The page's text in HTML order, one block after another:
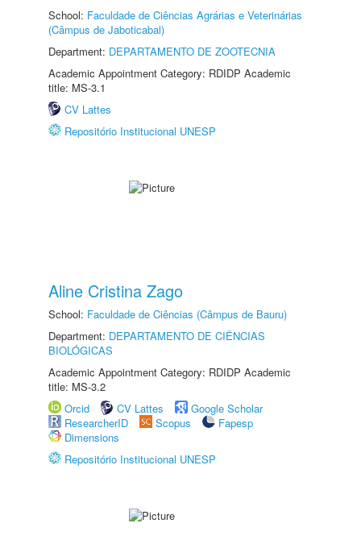
School: Faculdade de Ciências Agrárias e Veterinárias
(Câmpus de Jaboticabal)
Department: DEPARTAMENTO DE ZOOTECNIA
Academic Appointment Category: RDIDP Academic
title: MS-3.1
CV Lattes
Repositório Institucional UNESP
Aline Cristina Zago
School: Faculdade de Ciências (Câmpus de Bauru)
Department: DEPARTAMENTO DE CIÊNCIAS
BIOLÓGICAS
Academic Appointment Category: RDIDP Academic
title: MS-3.2
Orcid
CV Lattes
Google Scholar
ResearcherID
Scopus
Fapesp
Dimensions
Repositório Institucional UNESP